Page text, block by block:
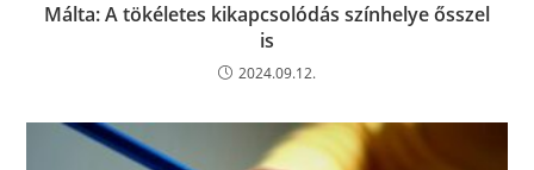
Málta: A tökéletes kikapcsolódás színhelye ősszel
is
2024.09.12.